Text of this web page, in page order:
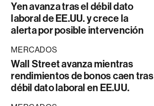
Yen avanza tras el débil dato
laboral de EE.UU. y crece la
alerta por posible intervención
MERCADOS
Wall Street avanza mientras
rendimientos de bonos caen tras
débil dato laboral en EE.UU.